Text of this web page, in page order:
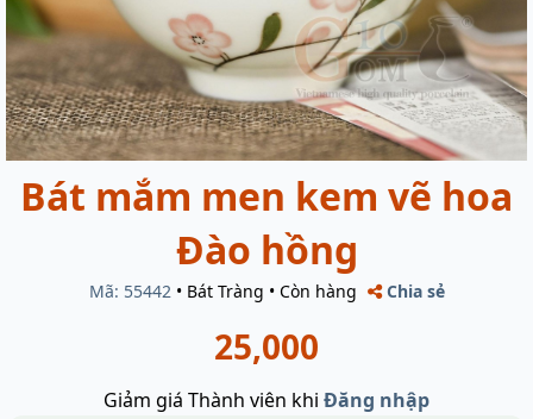
Bát mắm men kem vẽ hoa
Đào hồng
Mã: 55442 • Bát Tràng • Còn hàng Chia sẻ
25,000
Giảm giá Thành viên khi Đăng nhập